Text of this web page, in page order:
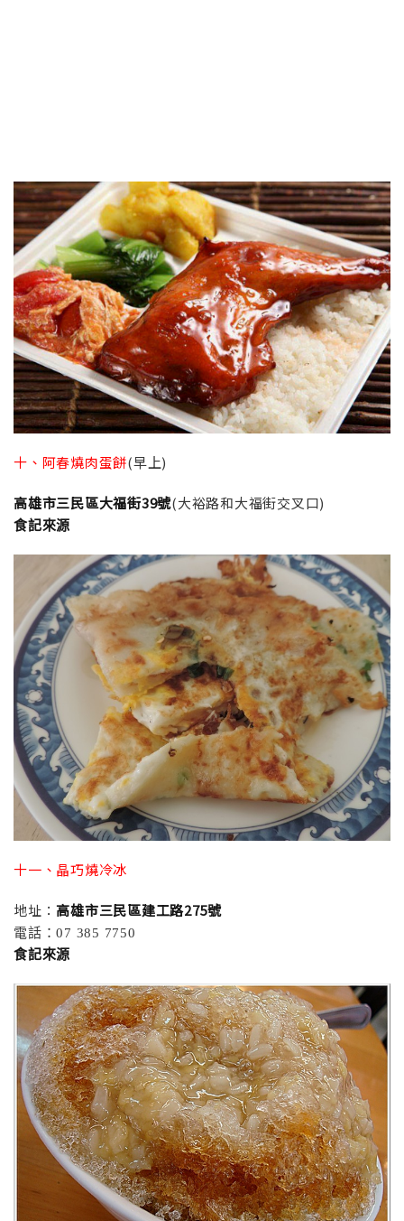
十、阿春燒肉蛋餅(早上)
高雄市三民區大福街39號(大裕路和大福街交叉口)
食記來源
十一、晶巧燒冷冰
地址：高雄市三民區建工路275號
電話：07 385 7750
食記來源